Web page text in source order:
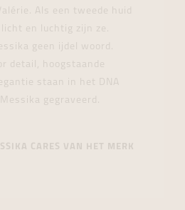
Als een tweede huid
licht en luchtig zijn ze.
geen ijdel woord.
detail, hoogstaande
staan in het DNA
gegraveerd.
CARES VAN HET MERK